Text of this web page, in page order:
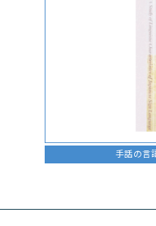
手話の言